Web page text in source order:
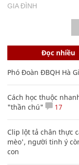
GIA ĐÌNH
Đọc nhiều
Phó Đoàn ĐBQH Hà
Cách học thuộc
"thần chú"
17
Clip lột tả chân thực
mèo', người tinh ý
con